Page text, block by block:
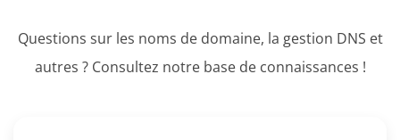
Questions sur les noms de domaine, la gestion DNS et
autres ? Consultez notre base de connaissances !